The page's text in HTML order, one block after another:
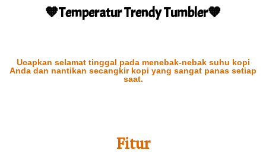
🧡Temperatur Trendy Tumbler🧡
Ucapkan selamat tinggal pada menebak-nebak suhu kopi
Anda dan nantikan secangkir kopi yang sangat panas setiap
saat.
Fitur